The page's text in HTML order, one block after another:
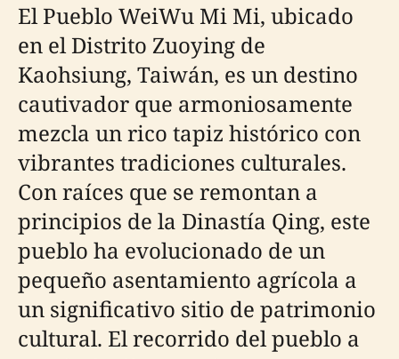
El Pueblo WeiWu Mi Mi, ubicado
en el Distrito Zuoying de
Kaohsiung, Taiwán, es un destino
cautivador que armoniosamente
mezcla un rico tapiz histórico con
vibrantes tradiciones culturales.
Con raíces que se remontan a
principios de la Dinastía Qing, este
pueblo ha evolucionado de un
pequeño asentamiento agrícola a
un significativo sitio de patrimonio
cultural. El recorrido del pueblo a